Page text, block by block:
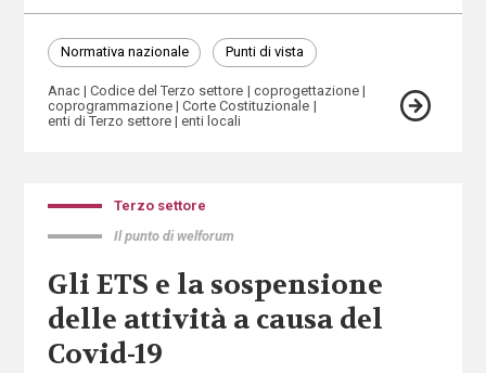
Normativa nazionale Punti di vista
Anac Codice del Terzo settore
coprogettazione
coprogrammazione
Corte Costituzionale
enti di Terzo settore
enti locali
Terzo settore
Il punto di welforum
Gli ETS e la sospensione
delle attività a causa del
Covid-19